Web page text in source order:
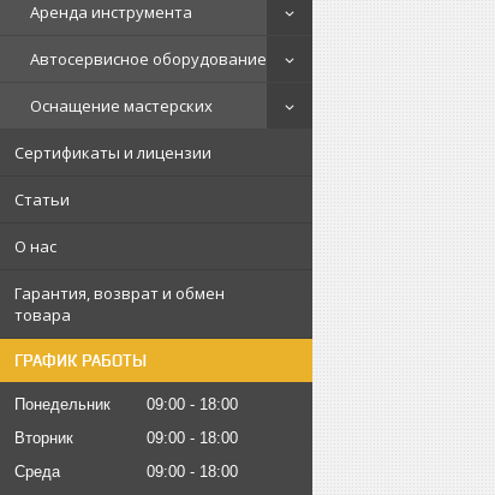
Аренда инструмента
Автосервисное оборудование
Оснащение мастерских
Сертификаты и лицензии
Статьи
О нас
Гарантия, возврат и обмен
товара
ГРАФИК РАБОТЫ
Понедельник 09:00
18:00
Вторник
09:00
18:00
Среда
09:00
18:00